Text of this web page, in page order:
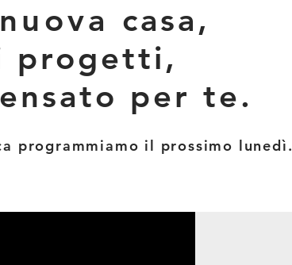
nuova casa,
progetti,
per te.
programmiamo il prossimo lunedì.